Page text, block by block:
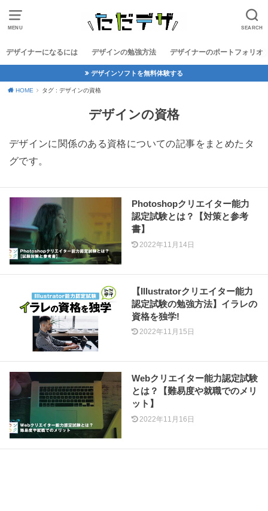
MENU SEARCH
デザイナーになるには デザインの勉強方法 デザイナーのポートフォリオ
デザインソフトを無料体験する
HOME タグ : デザインの資格
デザインの資格
デザインに関係のある資格についての記事をまとめたタ
グです。
Photoshopクリエイター能力
認定試験とは？【対策と参考
書】
2022年11月14日
【Illustratorクリエイター能力
認定試験の勉強方法】イラレの
資格を独学!
2022年11月15日
Webクリエイター能力認定試験
とは？【難易度や就職でのメリ
ット】
2022年11月16日